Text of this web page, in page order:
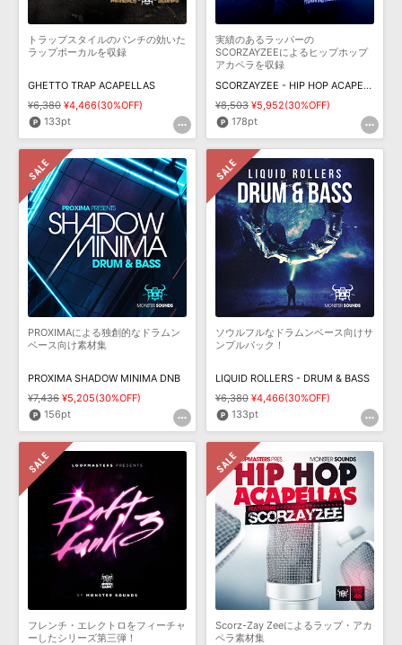
トラップスタイルのパンチの効いた
ラップボーカルを収録
GHETTO TRAP ACAPELLAS
¥6,380 ¥4,466(30%OFF)
133pt
実績のあるラッパーの
SCORZAYZEEによるヒップホップ
アカペラを収録
SCORZAYZEE - HIP HOP ACAPELLAS 2
¥8,503 ¥5,952(30%OFF)
178pt
PROXIMAによる独創的なドラムン
ベース向け素材集
PROXIMA SHADOW MINIMA DNB
¥7,436 ¥5,205(30%OFF)
156pt
ソウルフルなドラムンベース向けサ
ンプルパック！
LIQUID ROLLERS - DRUM & BASS
¥6,380 ¥4,466(30%OFF)
133pt
フレンチ・エレクトロをフィーチャ
ーしたシリーズ第三弾！
Scorz-Zay Zeeによるラップ・アカ
ペラ素材集